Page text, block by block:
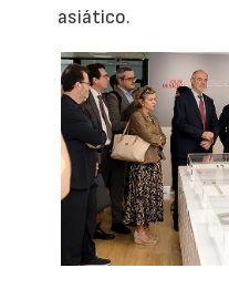
asiático.